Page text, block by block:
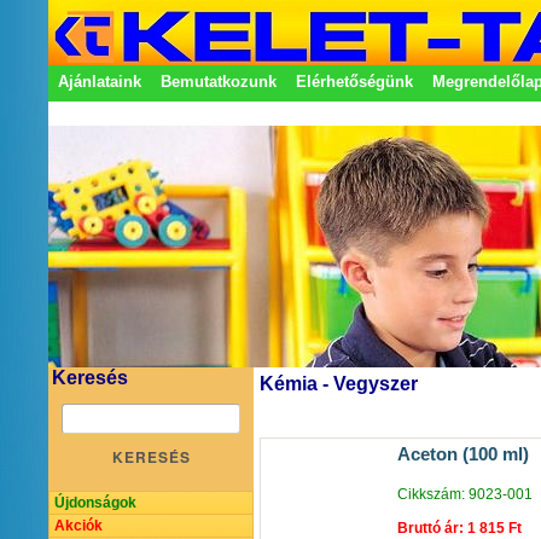
Ajánlataink Bemutatkozunk Elérhetőségünk
Keresés
KERESÉS
Újdonságok
Akciók
Kémia - Vegyszer
Aceton (100 ml)
Cikkszám: 9023-001
Bruttó ár: 1 815 Ft